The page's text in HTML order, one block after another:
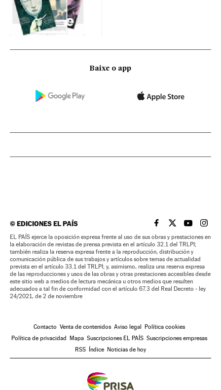
Baixe o app
©EDICIONES EL PAÍS EL PAÍS BRASIL EN
EL PAÍSEL PAÍS
EL
EL PAÍS ejerce la oposición expresa frente al uso de sus obras y prestaciones en
la elaboración de revistas de prensa prevista en el artículo 32.1 del TRLPI;
también realiza la reserva expresa frente a la reproducción, distribución y
comunicación pública de sus trabajos y artículos sobre temas de actualidad
prevista en el artículo 33.1 del TRLPI; y, asimismo, realiza una reserva expresa
de las reproducciones y usos de las obras y otras prestaciones accesibles desde
este sitio web a medios de lectura mecánica u otros medios que resulten
adecuados a tal fin de conformidad con el artículo 67.3 del Real Decreto - ley
24/2021, de 2 de noviembre
Contacto Venta de contenidos Aviso legal Política cookies
Política de privacidad Mapa Suscripciones EL PAÍS Suscripciones empresas
RSS Índice Noticias de hoy